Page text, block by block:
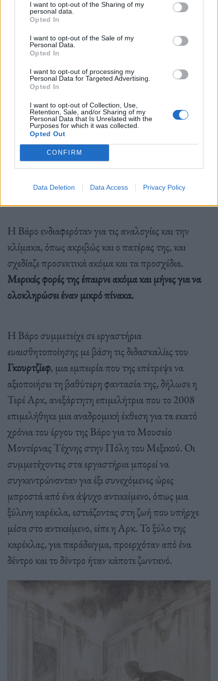
I want to opt-out of the Sharing of my
personal data.
Opted In
I want to opt-out of the Sale of my
Personal Data.
Opted In
I want to opt-out of processing my
Personal Data for Targeted Advertising.
Opted In
I want to opt-out of Collection, Use,
Retention, Sale, and/or Sharing of my
Personal Data that Is Unrelated with the
Purposes for which it was collected.
Opted Out
CONFIRM
Data Deletion Data Access Privacy Policy
παρόμοιες ιδέες – καθώς μεταξύ τους ανέλυαν τις
θεωρίες του ψυχαναλυτή
φιλοσόφων του αποκρυφισμούΤζορτζ Γκουρτζίεφ
Π.Δ. Ουσπένσκι
διαφορετικούς τρόπους. Ενώ η Κάρινγκτον ήταν
ελεύθερη στη ζωγραφική της, η Βάρο
χρησιμοποιούσε πιο αυστηρή φόρμα.
«Η ακρίβειά στις πινελιές της και ο τρόπος με τον
οποίο αραίωνε τα χρώματα για να πετύχει ένα
πέρα αριστοτεχνική»,δήλωσε η Νόρις.
Η Βάρο ενδιαφερόταν για τις αναλογίες και την
κλίμακα, όπως ακριβώς και ο πατέρας της, και
σχεδίαζε προσεκτικά ακόμα και τα προσχέδια.
Μερικές φορές της έπαιρνε ακόμα και μήνες για να
ολοκληρώσει έναν μικρό πίνακα.
Η Βάρο συμμετείχε σε εργαστήρια
ευαισθητοποίησης με βάση τις διδασκαλίες του
Γκουρτζίεφ, μια εμπειρία που της επέτρεψε να
αξιοποιήσει τη βαθύτερη φαντασία της, δήλωσε η
Τερέ Αρκ, ανεξάρτητη επιμελήτρια που το 2008
επιμελήθηκε μια αναδρομική έκθεση για τα εκατό
χρόνια του έργου της Βάρο για το Μουσείο
Μοντέρνας Τέχνης στην Πόλη του Μεξικού. Οι
συμμετέχοντες στα εργαστήρια μπορεί να
συγκεντρώνονταν για έξι συνεχόμενες ώρες
μπροστά από ένα άψυχο αντικείμενο, όπως μια
ξύλινη καρέκλα, εστιάζοντας στη ζωή που υπήρχε
μέσα στο αντικείμενο, είπε η Αρκ. Το ξύλο της
καρέκλας, για παράδειγμα, προερχόταν από ένα
δέντρο και το δέντρο ήταν κάποτε ζωντανό.